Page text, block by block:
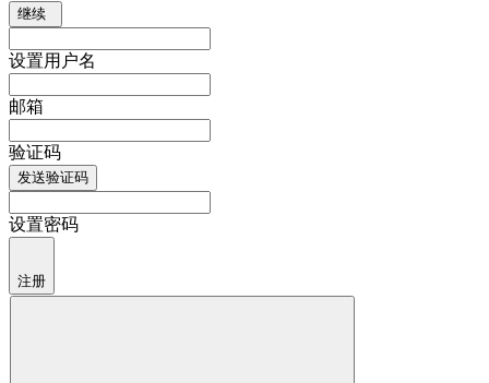
继续
设置用户名
邮箱
验证码
发送验证码
设置密码
注册